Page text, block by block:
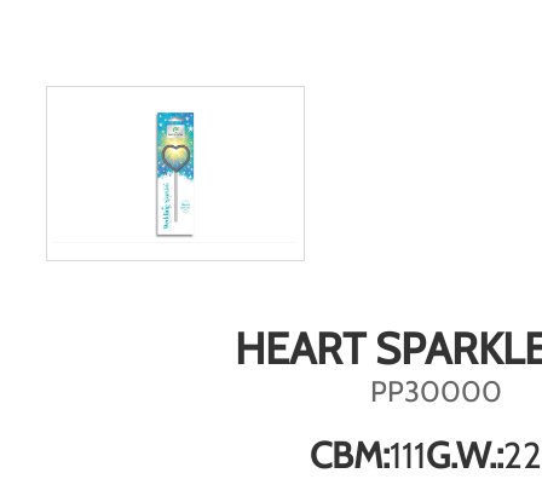
HEART
PP30000
CBM:111G.W.: